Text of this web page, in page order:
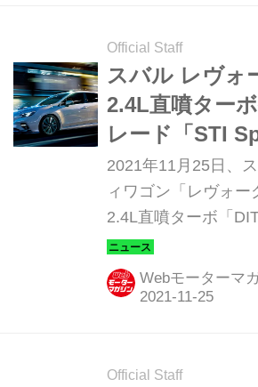
ントも開催される。
ォレスター」を紹介
Magazine 2022年12
Official Staff
スバル レヴォ
2.4L直噴ター
レード「STI
Sport R EX」
2021年11月25日、
ィワゴン「レヴォー
2.4L直噴ターボ「
ード「STI Sport R」
表。同時に一部改良
を意識したエクステ
せたハイパフォーマ
Webモーターマ
Official Staff